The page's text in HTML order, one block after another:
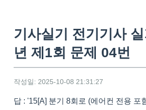
기사실기 전기기사
년 제1회 문제 04번
작성일: 2025-10-08 21:31:27
답 : '15[A] 분기 8회로 (에어컨 전용 포